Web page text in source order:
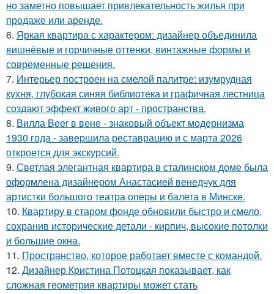
но заметно повышает привлекательность жилья при
продаже или аренде.
6. Яркая квартира с характером: дизайнер объединила
вишнёвые и горчичные оттенки, винтажные формы и
современные решения.
7. Интерьер построен на смелой палитре: изумрудная
кухня, глубокая синяя библиотека и графичная лестница
создают эффект живого арт - пространства.
8. Вилла Beer в вене - знаковый объект модернизма
1930 года - завершила реставрацию и с марта 2026
откроется для экскурсий.
9. Светлая элегантная квартира в сталинском доме была
оформлена дизайнером Анастасией венедчук для
артистки большого театра оперы и балета в Минске.
10. Квартиру в старом фонде обновили быстро и смело,
сохранив исторические детали - кирпич, высокие потолки
и большие окна.
11. Пространство, которое работает вместе с командой.
12. Дизайнер Кристина Потоцкая показывает, как
сложная геометрия квартиры может стать